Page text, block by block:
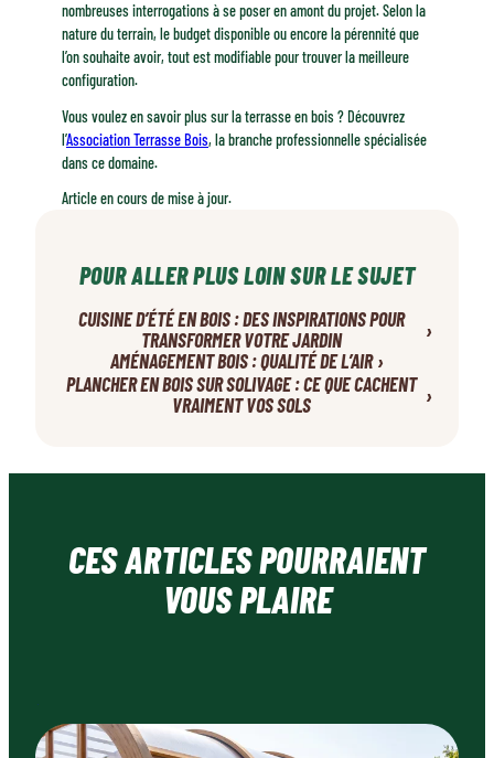
nombreuses interrogations à se poser en amont du projet. Selon la
nature du terrain, le budget disponible ou encore la pérennité que
l’on souhaite avoir, tout est modifiable pour trouver la meilleure
configuration.
Vous voulez en savoir plus sur la terrasse en bois ? Découvrez
l’Association Terrasse Bois, la branche professionnelle spécialisée
dans ce domaine.
Article en cours de mise à jour.
POUR ALLER PLUS LOIN SUR LE SUJET
CUISINE D’ÉTÉ EN BOIS : DES INSPIRATIONS POUR
TRANSFORMER VOTRE JARDIN
›
AMÉNAGEMENT BOIS : QUALITÉ DE L’AIR›
PLANCHER EN BOIS SUR SOLIVAGE : CE QUE CACHENT
VRAIMENT VOS SOLS
›
CES ARTICLES POURRAIENT
VOUS PLAIRE